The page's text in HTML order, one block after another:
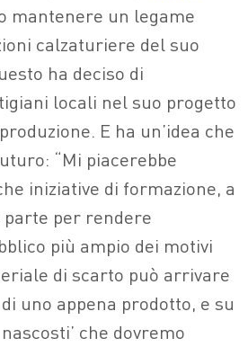
mantenere un legame
calzaturiere del suo
ha deciso di
locali nel suo progetto
E ha un’idea che
“Mi piacerebbe
iniziative di formazione, a
parte per rendere
più ampio dei motivi
di scarto può arrivare
uno appena prodotto, e su
che dovremo